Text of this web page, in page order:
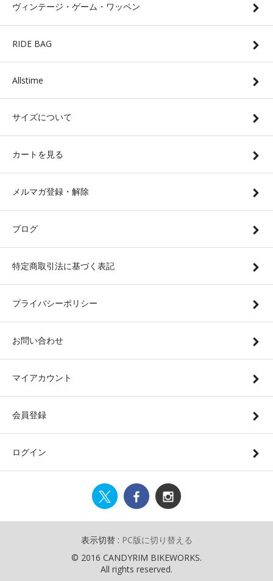
ヴィンテージ・ゲーム・ワッペン
RIDE BAG
Allstime
サイズについて
カートを見る
メルマガ登録・解除
ブログ
特定商取引法に基づく表記
プライバシーポリシー
お問い合わせ
マイアカウント
会員登録
ログイン
表示切替 : PC版に切り替える
© 2016 CANDYRIM BIKEWORKS.
All rights reserved.